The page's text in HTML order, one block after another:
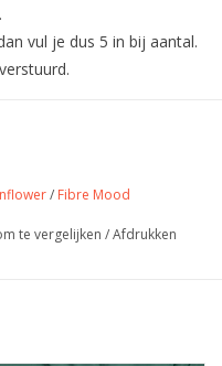
vul je dus 5 in bij aantal.
- Soft
gekamde garens met een
die vragen om
/ Fibre Mood
te vergelijken /Afdrukken